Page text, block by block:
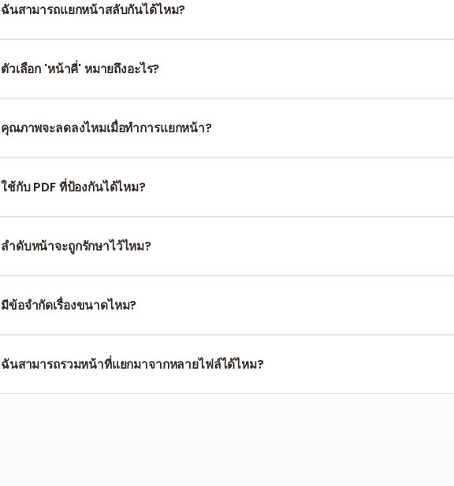
หลายไฟล์ ใช้แยกไฟล์ PDFหากคุณต้องการไฟล์ผลลัพธ์จำนวนมาก
ฉันสามารถแยกหน้าสลับกันได้ไหม?
กัน
ตัวเลือก 'หน้าคี่' หมายถึงอะไร?
คุณภาพจะลดลงไหมเมื่อทำการแยกหน้า?
ใช้กับ PDF ที่ป้องกันได้ไหม?
ลำดับหน้าจะถูกรักษาไว้ไหม?
มีข้อจำกัดเรื่องขนาดไหม?
ฉันสามารถรวมหน้าที่แยกมาจากหลายไฟล์ได้ไหม?